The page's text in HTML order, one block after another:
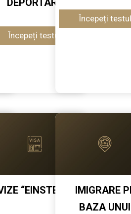
“EINSTEIN”
IMIGRARE
BAZA UNUI